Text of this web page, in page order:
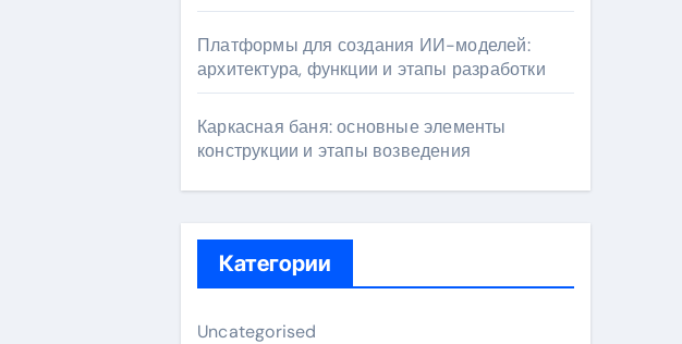
Платформы для создания ИИ-моделей:
архитектура, функции и этапы разработки
Каркасная баня: основные элементы
конструкции и этапы возведения
Категории
Uncategorised